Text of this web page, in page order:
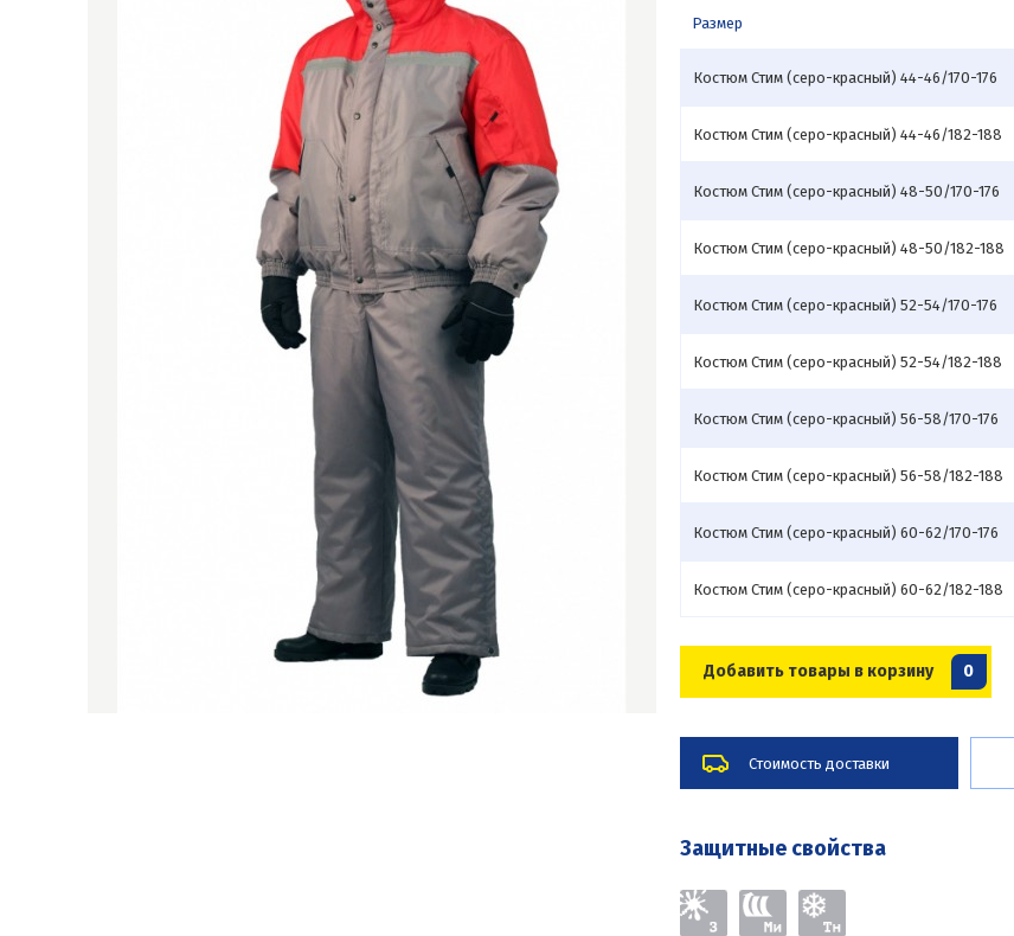
Размер
Костюм Стим (серо-красный) 44-46/170-176
Костюм Стим (серо-красный) 44-46/182-188
Костюм Стим (серо-красный) 48-50/170-176
Костюм Стим (серо-красный) 48-50/182-188
Костюм Стим (серо-красный) 52-54/170-176
Костюм Стим (серо-красный) 52-54/182-188
Костюм Стим (серо-красный) 56-58/170-176
Костюм Стим (серо-красный) 56-58/182-188
Костюм Стим (серо-красный) 60-62/170-176
Костюм Стим (серо-красный) 60-62/182-188
Добавить товары в корзину 0
Стоимость доставки
Защитные свойства